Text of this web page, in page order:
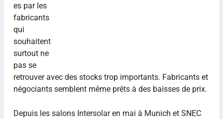
es par les
fabricants
qui
souhaitent
surtout ne
pas se
retrouver avec des stocks trop importants. Fabricants et
négociants semblent même prêts à des baisses de prix.
Depuis les salons Intersolar en mai à Munich et SNEC